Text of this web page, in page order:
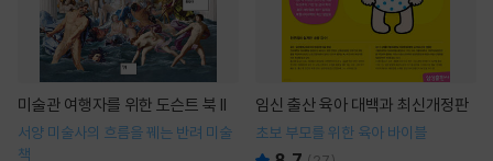
미술관 여행자를 위한 도슨트 북 II
서양 미술사의 흐름을 꿰는 반려 미술
책
임신 출산 육아 대백과 최신개정판
초보 부모를 위한 육아 바이블